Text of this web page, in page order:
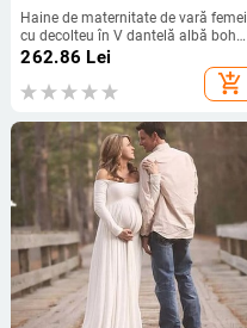
Haine de maternitate de vară femei
cu decolteu în V dantelă albă boho
cu mâneci scurte îmbrăcăminte de
plajă ocazional rochie maxi pentru
damă rochie de sarcină rochii
262.86 Lei
add_shopping_cart